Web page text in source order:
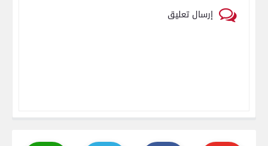
إرسال تعليق